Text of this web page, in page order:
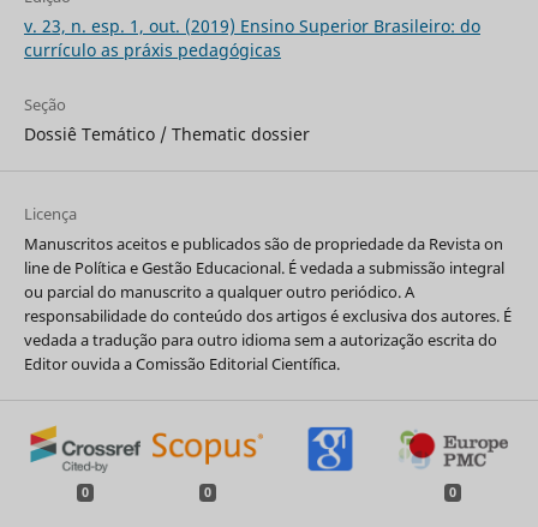
v. 23, n. esp. 1, out. (2019) Ensino Superior Brasileiro: do
currículo as práxis pedagógicas
Seção
Dossiê Temático / Thematic dossier
Licença
Manuscritos aceitos e publicados são de propriedade da Revista on
line de Política e Gestão Educacional. É vedada a submissão integral
ou parcial do manuscrito a qualquer outro periódico. A
responsabilidade do conteúdo dos artigos é exclusiva dos autores. É
vedada a tradução para outro idioma sem a autorização escrita do
Editor ouvida a Comissão Editorial Científica.
0 0 0